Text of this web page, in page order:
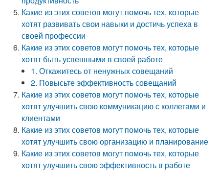
Какие из этих советов могут помочь тех, которые
хотят развивать свои навыки и достичь успеха в
своей профессии
Какие из этих советов могут помочь тех, которые
хотят быть успешными в своей работе
1. Откажитесь от ненужных совещаний
2. Повысьте эффективность совещаний
Какие из этих советов могут помочь тех, которые
хотят улучшить свою коммуникацию с коллегами и
клиентами
Какие из этих советов могут помочь тех, которые
хотят улучшить свою организацию и планирование
Какие из этих советов могут помочь тех, которые
хотят улучшить свою эффективность в работе